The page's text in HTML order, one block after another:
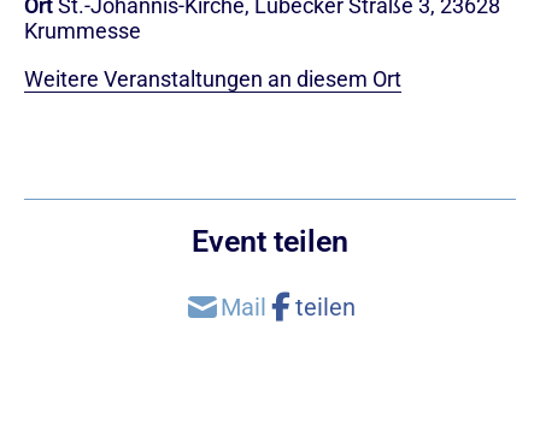
OrtSt.-Johannis-Kirche, Lübecker Straße 3, 23628
Krummesse
Weitere Veranstaltungen an diesem Ort
Event teilen